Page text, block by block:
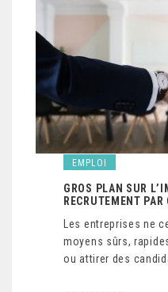
EMPLOI
GROS PLAN SUR
RECRUTEMENT PAR
Les entreprises ne
moyens sûrs,
ou attirer des